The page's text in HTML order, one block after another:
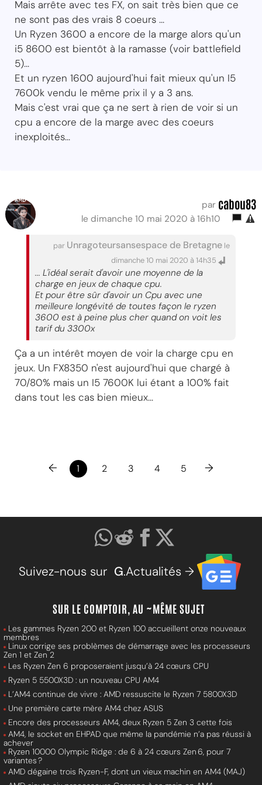
Mais arrête avec tes FX, on sait très bien que ce
ne sont pas des vrais 8 coeurs ...
Un Ryzen 3600 a encore de la marge alors qu'un
i5 8600 est bientôt à la ramasse (voir battlefield
5)...
Et un ryzen 1600 aujourd'hui fait mieux qu'un I5
7600k vendu le même prix il y a 3 ans.
Mais c'est vrai que ça ne sert à rien de voir si un
cpu a encore de la marge avec des coeurs
inexploités...
par cabou83
le dimanche 10 mai 2020 à 16h10
par Unragoteursansespace de Bretagne le
dimanche 10 mai 2020 à 14h35
... L'idéal serait d'avoir une moyenne de la
charge en jeux de chaque cpu.
Et pour être sûr d'avoir un Cpu avec une
meilleure longévité de toutes façon le ryzen
3600 est à peine plus cher quand on voit les
tarif du 3300x
Ça a un intérêt moyen de voir la charge cpu en
jeux. Un FX8350 n'est aujourd'hui que chargé à
70/80% mais un I5 7600K lui étant a 100% fait
dans tout les cas bien mieux...
← 1 2 3 4 5 →
Suivez-nous sur G.Actualités →
SUR LE COMPTOIR, AU ~MÊME SUJET
Les gammes Ryzen 200 et Ryzen 100 accueillent onze nouveaux
membres
Linux corrige ses problèmes de démarrage avec les processeurs
Zen 1 et Zen 2
Les Ryzen Zen 6 proposeraient jusqu’à 24 cœurs CPU
Ryzen 5 5500X3D : un nouveau CPU AM4
L’AM4 continue de vivre : AMD ressuscite le Ryzen 7 5800X3D
Une première carte mère AM4 chez ASUS
Encore des processeurs AM4, deux Ryzen 5 Zen 3 cette fois
AM4, le socket en EHPAD que même la pandémie n’a pas réussi à
achever
Ryzen 10000 Olympic Ridge : de 6 à 24 cœurs Zen 6, pour 7
variantes ?
AMD dégaine trois Ryzen-F, dont un vieux machin en AM4 (MAJ)